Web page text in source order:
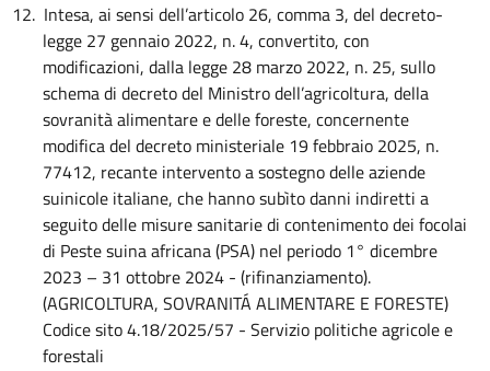
12. Intesa, ai sensi dell’articolo 26, comma 3, del decreto-
legge 27 gennaio 2022, n. 4, convertito, con
modificazioni, dalla legge 28 marzo 2022, n. 25, sullo
schema di decreto del Ministro dell’agricoltura, della
sovranità alimentare e delle foreste, concernente
modifica del decreto ministeriale 19 febbraio 2025, n.
77412, recante intervento a sostegno delle aziende
suinicole italiane, che hanno subìto danni indiretti a
seguito delle misure sanitarie di contenimento dei focolai
di Peste suina africana (PSA) nel periodo 1° dicembre
2023 – 31 ottobre 2024 - (rifinanziamento).
(AGRICOLTURA, SOVRANITÁ ALIMENTARE E FORESTE)
Codice sito 4.18/2025/57 - Servizio politiche agricole e
forestali